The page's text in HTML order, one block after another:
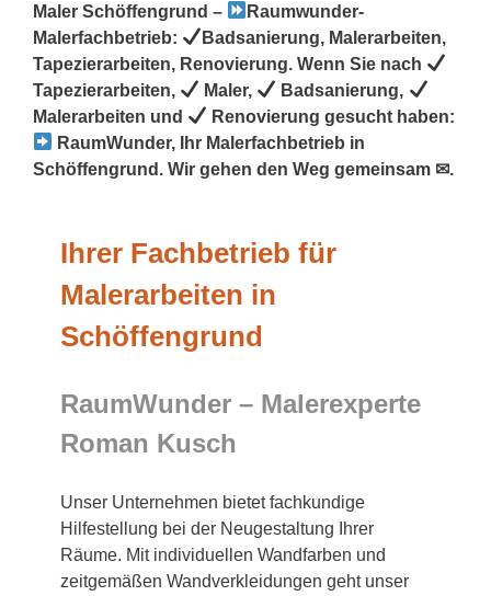
Maler Schöffengrund –
Raumwunder-
Malerfachbetrieb:
Badsanierung, Malerarbeiten,
Tapezierarbeiten, Renovierung. Wenn Sie nach
Tapezierarbeiten,
Maler,
Badsanierung,
Malerarbeiten und
Renovierung gesucht haben:
RaumWunder, Ihr Malerfachbetrieb in
Schöffengrund. Wir gehen den Weg gemeinsam ✉.
Ihrer Fachbetrieb für
Malerarbeiten in
Schöffengrund
RaumWunder – Malerexperte
Roman Kusch
Unser Unternehmen bietet fachkundige
Hilfestellung bei der Neugestaltung Ihrer
Räume. Mit individuellen Wandfarben und
zeitgemäßen Wandverkleidungen geht unser